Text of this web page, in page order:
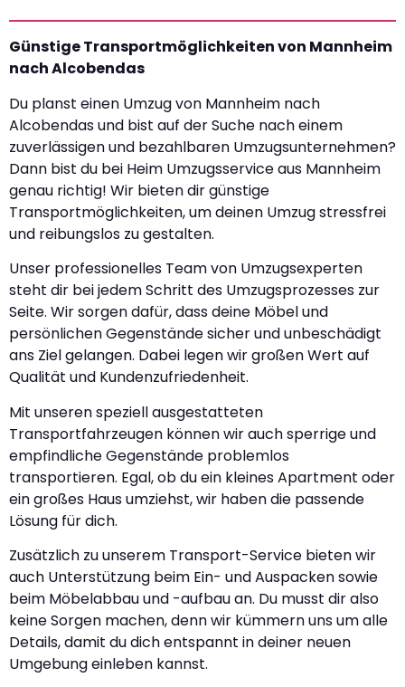
Günstige Transportmöglichkeiten von Mannheim
nach Alcobendas
Du planst einen Umzug von Mannheim nach
Alcobendas und bist auf der Suche nach einem
zuverlässigen und bezahlbaren Umzugsunternehmen?
Dann bist du bei Heim Umzugsservice aus Mannheim
genau richtig! Wir bieten dir günstige
Transportmöglichkeiten, um deinen Umzug stressfrei
und reibungslos zu gestalten.
Unser professionelles Team von Umzugsexperten
steht dir bei jedem Schritt des Umzugsprozesses zur
Seite. Wir sorgen dafür, dass deine Möbel und
persönlichen Gegenstände sicher und unbeschädigt
ans Ziel gelangen. Dabei legen wir großen Wert auf
Qualität und Kundenzufriedenheit.
Mit unseren speziell ausgestatteten
Transportfahrzeugen können wir auch sperrige und
empfindliche Gegenstände problemlos
transportieren. Egal, ob du ein kleines Apartment oder
ein großes Haus umziehst, wir haben die passende
Lösung für dich.
Zusätzlich zu unserem Transport-Service bieten wir
auch Unterstützung beim Ein- und Auspacken sowie
beim Möbelabbau und -aufbau an. Du musst dir also
keine Sorgen machen, denn wir kümmern uns um alle
Details, damit du dich entspannt in deiner neuen
Umgebung einleben kannst.